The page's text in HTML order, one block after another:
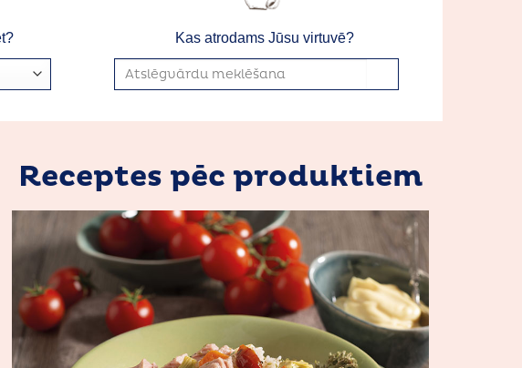
Kas atrodams Jūsu virtuvē?
Receptes pēc produktiem